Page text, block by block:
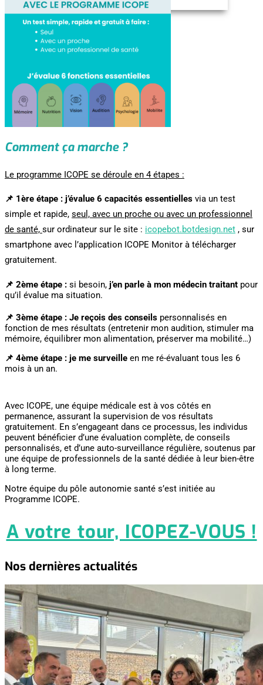
Vision & audition
Actualités
Contact & accès
Comment ça marche ?
Le programme ICOPE se déroule en 4 étapes :
📌 1ère étape : j’évalue 6 capacités essentielles via un test
simple et rapide, seul, avec un proche ou avec un professionnel
de santé, sur ordinateur sur le site : icopebot.botdesign.net , sur
smartphone avec l’application ICOPE Monitor à télécharger
gratuitement.
📌 2ème étape : si besoin, j’en parle à mon médecin traitant pour
qu’il évalue ma situation.
📌 3ème étape : Je reçois des conseils personnalisés en
fonction de mes résultats (entretenir mon audition, stimuler ma
mémoire, équilibrer mon alimentation, préserver ma mobilité…)
📌 4ème étape : je me surveille en me ré-évaluant tous les 6
mois à un an.
Avec ICOPE, une équipe médicale est à vos côtés en
permanence, assurant la supervision de vos résultats
gratuitement. En s’engageant dans ce processus, les individus
peuvent bénéficier d’une évaluation complète, de conseils
personnalisés, et d’une auto-surveillance régulière, soutenus par
une équipe de professionnels de la santé dédiée à leur bien-être
à long terme.
Notre équipe du pôle autonomie santé s’est initiée au
Programme ICOPE.
A votre tour, ICOPEZ-VOUS !
Nos dernières actualités